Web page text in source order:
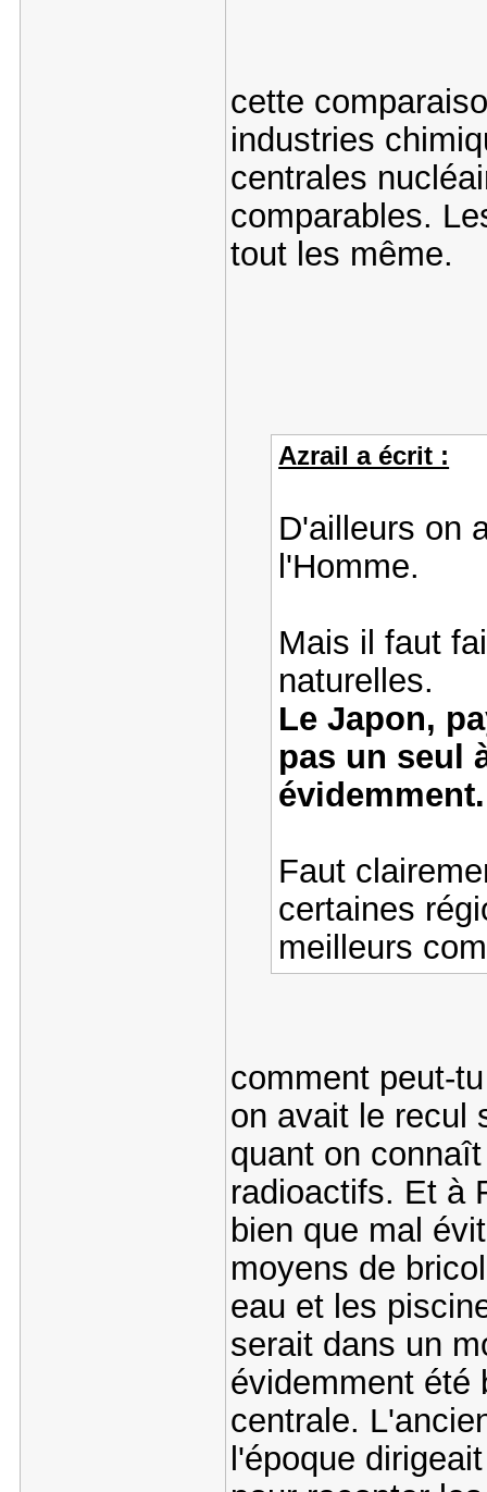
cette
industries
centrales
comparables.
tout les même.
Azrail a écrit :
D'ailleurs on
l'Homme.
Mais il faut
naturelles.
Le Japon,
pas un seul
évidemment.
Faut
certaines
meilleurs
comment peut-
on avait le recul
quant on
radioactifs. Et à
bien que mal
moyens de
eau et les
serait dans un
évidemment été
centrale.
l'époque